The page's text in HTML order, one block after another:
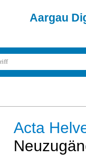
Aargau
Acta